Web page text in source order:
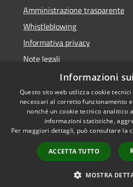
Amministrazione trasparente
Whistleblowing
Informativa privacy
Note legali
Dichiarazione di accessibilità
RSS
Accessibilità
Informazioni
Questo sito web utilizza cookie
necessari al corretto funzionamento
nonché un cookie tecnico analitico
informazioni statistiche,
Per maggiori dettagli, può consultare la
ACCETTA TUTTO
MOSTRA